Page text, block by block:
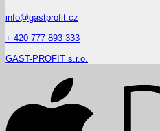
info@gastprofit.cz
+ 420 777 893 333
GAST-PROFIT s.r.o.